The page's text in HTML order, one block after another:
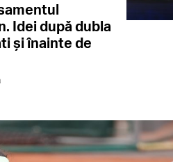
Idei după dubla
și înainte de